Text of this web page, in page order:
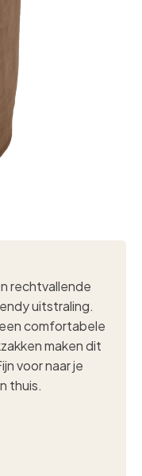
rechtvallende
uitstraling.
comfortabele
maken dit
voor naar je
thuis.